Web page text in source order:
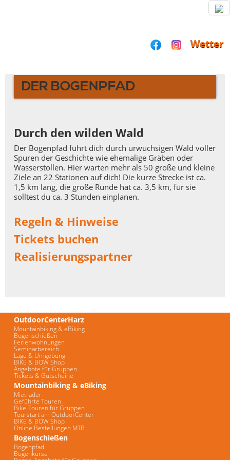
Wetter
DER BOGENPFAD
Durch den wilden Wald
Der Bogenpfad führt dich durch urwüchsigen Wald voller
Spuren der Geschichte wie ehemalige Gräben oder
Wasserstollen. Hier warten mehr als 50 große und kleine
Ziele an 22 Stationen auf dich! Die kurze Strecke ist ca.
1,5 km lang, die große Runde hat ca. 3,5 km, für sie
solltest du ca. 3 Stunden einplanen.
Regeln & Hinweise
Tickets buchen
Realisierungspartner
OutdoorCenterHarz
Mountainbiking & eBiking
Bogenschießen
Ferienwohnungen
Seminarbereich
Lage & Umgebung
BIKE & BOW Shop
Angebote für Gruppen
Tickets & Gutscheine
Mountainbiking & eBiking
Mieträder
Geführte Touren
Bike-Touren für Gruppen
Tourstart am OutdoorCenter
BIKE & BOW Shop
Online Bestellungen MTB
Bogenschießen
Bogenpfad
Bogenkurse